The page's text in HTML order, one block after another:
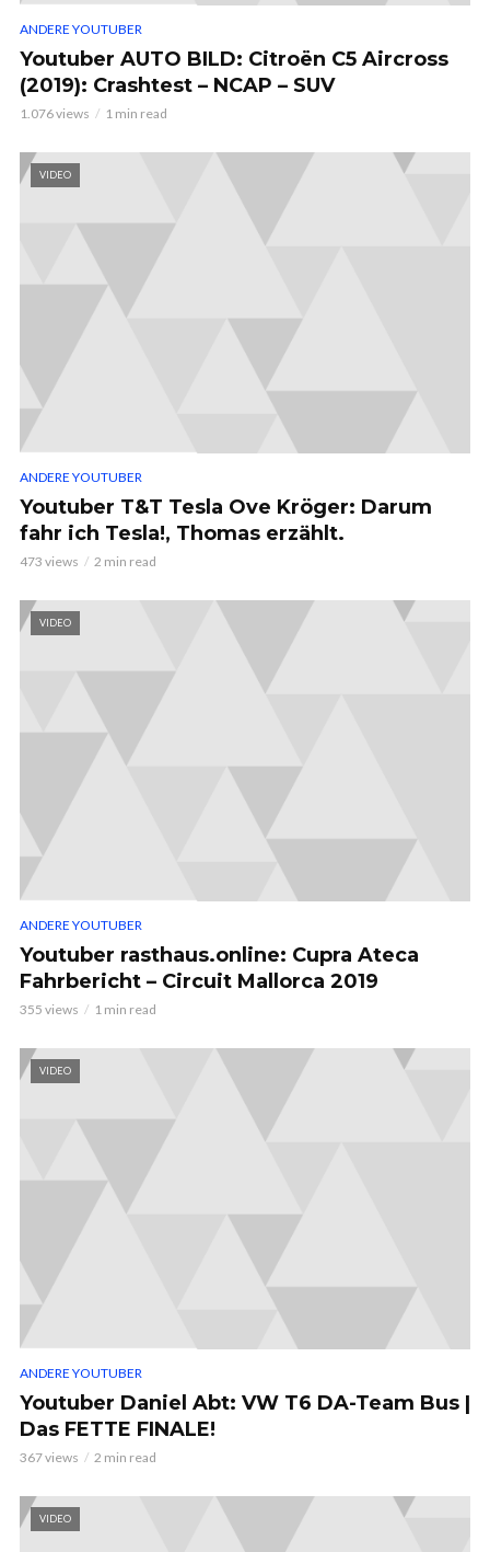
ANDERE YOUTUBER
Youtuber AUTO BILD: Citroën C5 Aircross
(2019): Crashtest – NCAP – SUV
1.076 views 1 min read
VIDEO
ANDERE YOUTUBER
Youtuber T&T Tesla Ove Kröger: Darum
fahr ich Tesla!, Thomas erzählt.
473 views 2 min read
VIDEO
ANDERE YOUTUBER
Youtuber rasthaus.online: Cupra Ateca
Fahrbericht – Circuit Mallorca 2019
355 views 1 min read
VIDEO
ANDERE YOUTUBER
Youtuber Daniel Abt: VW T6 DA-Team Bus |
Das FETTE FINALE!
367 views 2 min read
VIDEO